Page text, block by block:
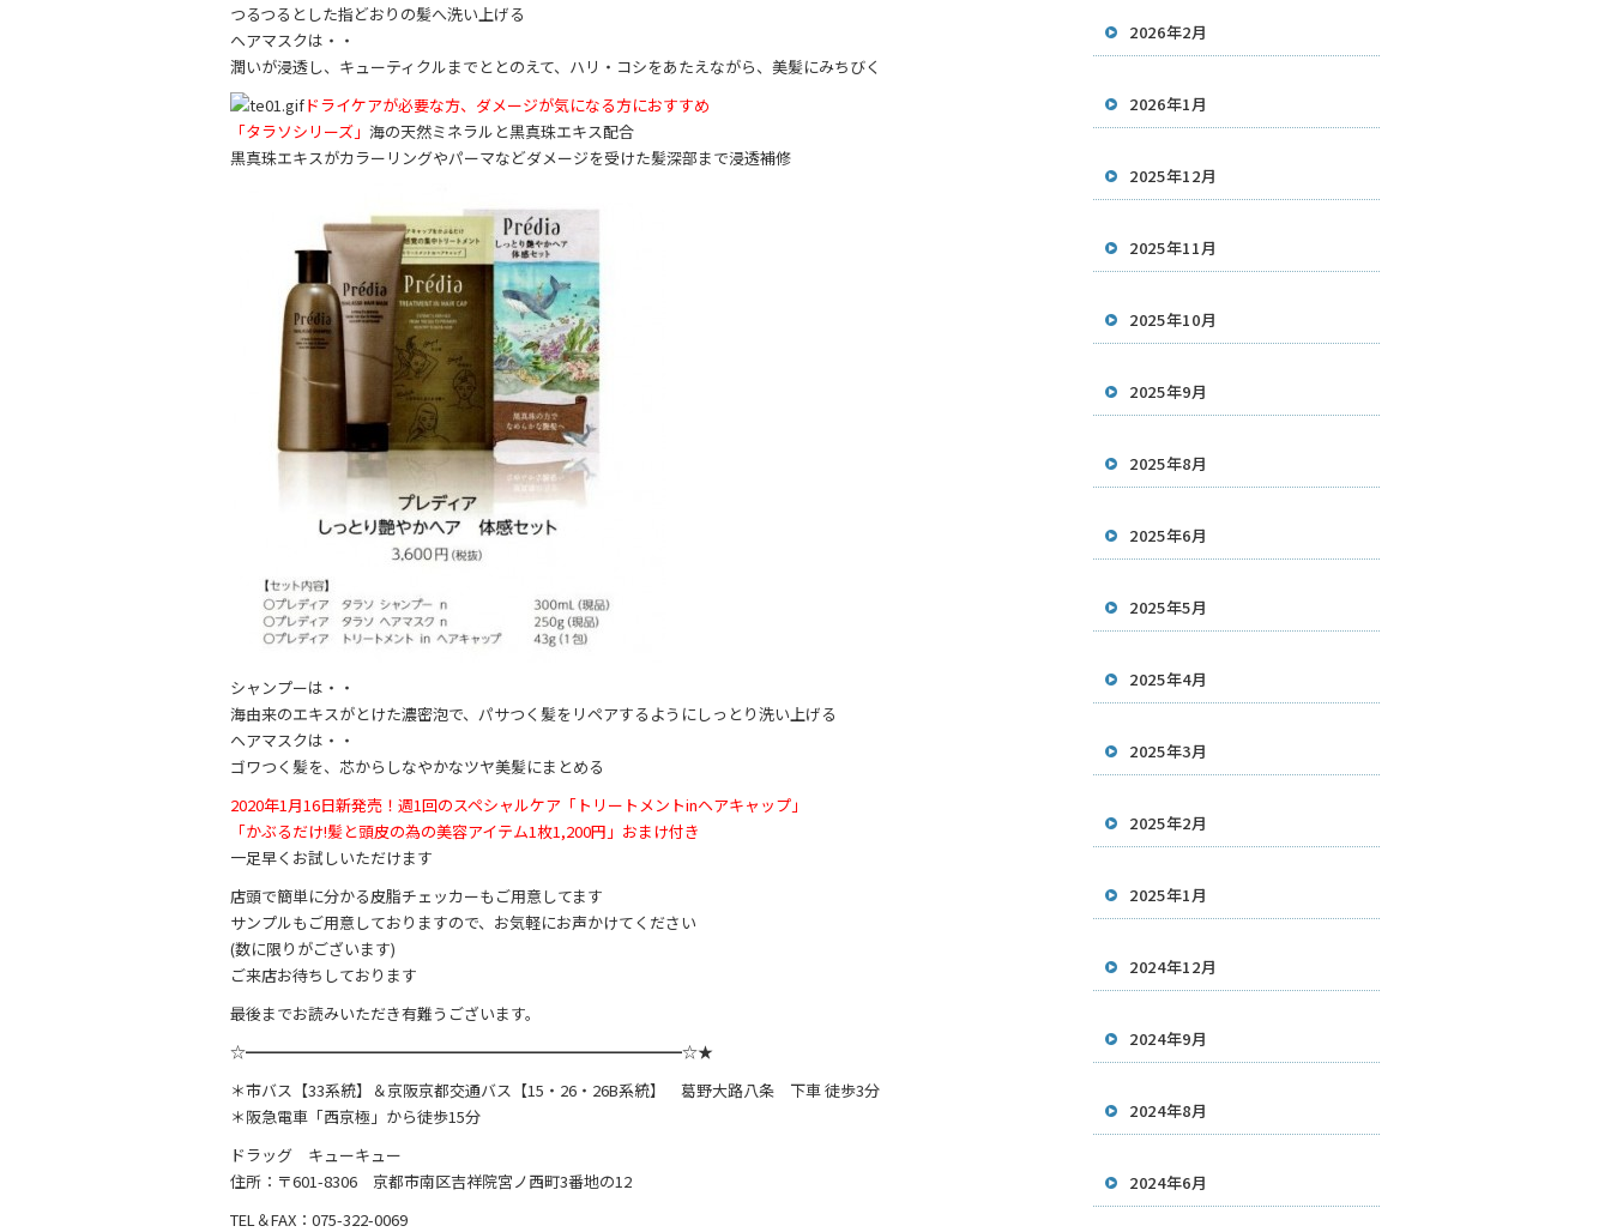
つるつるとした指どおりの髪へ洗い上げる
ヘアマスクは・・
潤いが浸透し、キューティクルまでととのえて、ハリ・コシをあたえながら、美髪にみちびく
ドライケアが必要な方、ダメージが気になる方におすすめ
「タラソシリーズ」 海の天然ミネラルと黒真珠エキス配合
黒真珠エキスがカラーリングやパーマなどダメージを受けた髪深部まで浸透補修
シャンプーは・・
海由来のエキスがとけた濃密泡で、パサつく髪をリペアするようにしっとり洗い上げる
ヘアマスクは・・
ゴワつく髪を、芯からしなやかなツヤ美髪にまとめる
2020年1月16日新発売！週1回のスペシャルケア「トリートメントinヘアキャップ」
「かぶるだけ!髪と頭皮の為の美容アイテム1枚1,200円」おまけ付き
一足早くお試しいただけます
店頭で簡単に分かる皮脂チェッカーもご用意してます
サンプルもご用意しておりますので、お気軽にお声かけてください
(数に限りがございます)
ご来店お待ちしております
最後までお読みいただき有難うございます。
☆━━━━━━━━━━━━━━━━━━━━━━━━━━━━☆★
＊市バス【33系統】＆京阪京都交通バス【15・26・26B系統】 葛野大路八条 下車 徒歩3分
＊阪急電車「西京極」から徒歩15分
ドラッグ キューキュー
住所：〒601-8306 京都市南区吉祥院宮ノ西町3番地の12
TEL＆FAX：075-322-0069
2026年2月
2026年1月
2025年12月
2025年11月
2025年10月
2025年9月
2025年8月
2025年6月
2025年5月
2025年4月
2025年3月
2025年2月
2025年1月
2024年12月
2024年9月
2024年8月
2024年6月